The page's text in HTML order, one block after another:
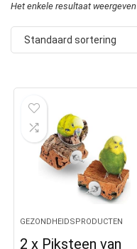
Het enkele resultaat weergeven
Standaard sortering
GEZONDHEIDSPRODUCTEN
2 x Piksteen van